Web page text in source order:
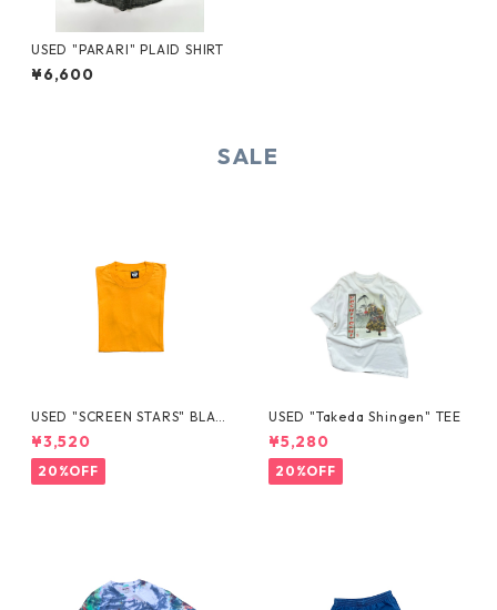
USED "PARARI" PLAID SHIRT
¥6,600
SALE
USED "SCREEN STARS" BLAN
K TEE
¥3,520
20%OFF
USED "Takeda Shingen" TEE
¥5,280
20%OFF